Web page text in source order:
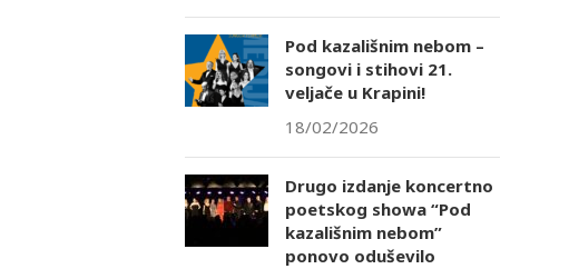
Pod kazališnim nebom –
songovi i stihovi 21.
veljače u Krapini!
18/02/2026
Drugo izdanje koncertno
poetskog showa “Pod
kazališnim nebom”
ponovo oduševilo